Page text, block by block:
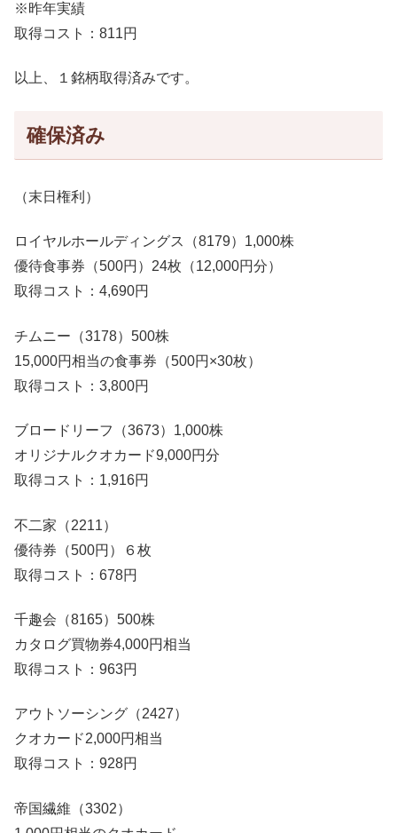
※昨年実績
取得コスト：811円
以上、１銘柄取得済みです。
確保済み
（末日権利）
ロイヤルホールディングス（8179）1,000株
優待食事券（500円）24枚（12,000円分）
取得コスト：4,690円
チムニー（3178）500株
15,000円相当の食事券（500円×30枚）
取得コスト：3,800円
ブロードリーフ（3673）1,000株
オリジナルクオカード9,000円分
取得コスト：1,916円
不二家（2211）
優待券（500円）６枚
取得コスト：678円
千趣会（8165）500株
カタログ買物券4,000円相当
取得コスト：963円
アウトソーシング（2427）
クオカード2,000円相当
取得コスト：928円
帝国繊維（3302）